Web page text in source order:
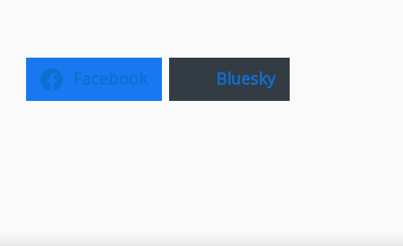
Facebook Bluesky